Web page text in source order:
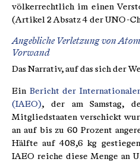
völkerrechtlich im einen
(Artikel 2 Absatz 4 der UNO-
Angebliche Verletzung von
Vorwand
Das Narrativ, auf das sich der
Ein Bericht der
(IAEO), der am Samstag,
Mitgliedstaaten verschickt
an auf bis zu 60 Prozent
Hälfte auf 408,6 kg
IAEO reiche diese Menge an